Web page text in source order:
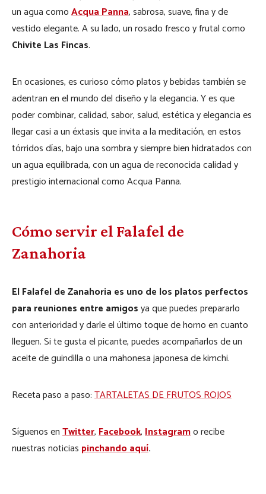
un agua comoAcqua Panna, sabrosa, suave, fina y de
vestido elegante. A su lado, un rosado fresco y frutal como
Chivite Las Fincas.
En ocasiones, es curioso cómo platos y bebidas también se
adentran en el mundo del diseño y la elegancia. Y es que
poder combinar, calidad, sabor, salud, estética y elegancia es
llegar casi a un éxtasis que invita a la meditación, en estos
tórridos días, bajo una sombra y siempre bien hidratados con
un agua equilibrada, con un agua de reconocida calidad y
prestigio internacional como Acqua Panna.
Cómo servir el Falafel de
Zanahoria
El Falafel de Zanahoria es uno de los platos perfectos
para reuniones entre amigosya que puedes prepararlo
con anterioridad y darle el último toque de horno en cuanto
lleguen. Si te gusta el picante, puedes acompañarlos de un
aceite de guindilla o una mahonesa japonesa de kimchi.
Receta paso a paso:TARTALETAS DE FRUTOS ROJOS
Síguenos enTwitter,Facebook,Instagramo recibe
nuestras noticias pinchando aquí.